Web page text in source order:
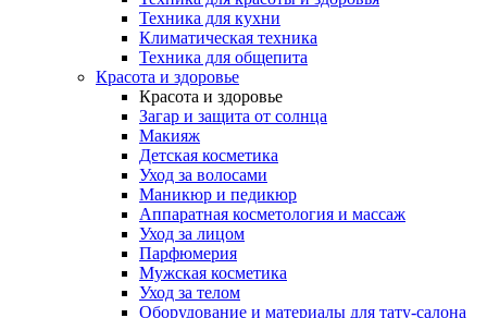
Техника для кухни
Климатическая техника
Техника для общепита
Красота и здоровье
Красота и здоровье
Загар и защита от солнца
Макияж
Детская косметика
Уход за волосами
Маникюр и педикюр
Аппаратная косметология и массаж
Уход за лицом
Парфюмерия
Мужская косметика
Уход за телом
Оборудование и материалы для тату-салона